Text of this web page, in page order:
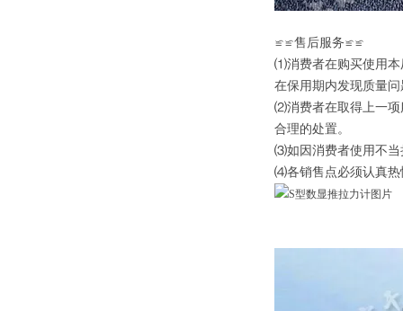
≌≌售后服务≌≌
⑴消费者在购买使用本
在保用期内发现质量
⑵消费者在取得上一项
合理的处置。
⑶如因消费者使用不当
⑷各销售点必须认真热